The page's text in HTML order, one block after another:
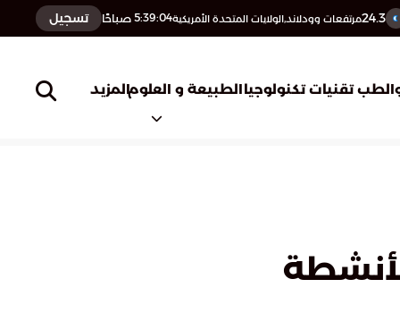
24.3مرتفعات وودلاند,الولايات المتحدة الأمريكية5:39:05 صباحًا تسجيل
تقنيات تكنولوجياالطبيعة و العلومالمزيد